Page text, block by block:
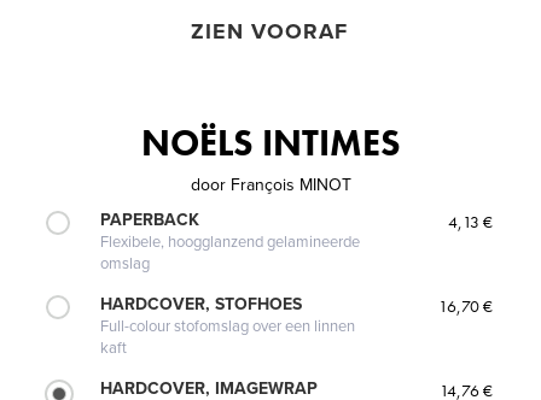
ZIEN VOORAF
NOËLS INTIMES
door François MINOT
PAPERBACK
Flexibele, hoogglanzend gelamineerde
omslag
4,13 €
HARDCOVER, STOFHOES
Full-colour stofomslag over een linnen
kaft
16,70 €
HARDCOVER, IMAGEWRAP 14,76 €